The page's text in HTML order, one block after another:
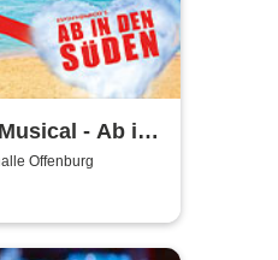
- Ab in
2027
Offenburg